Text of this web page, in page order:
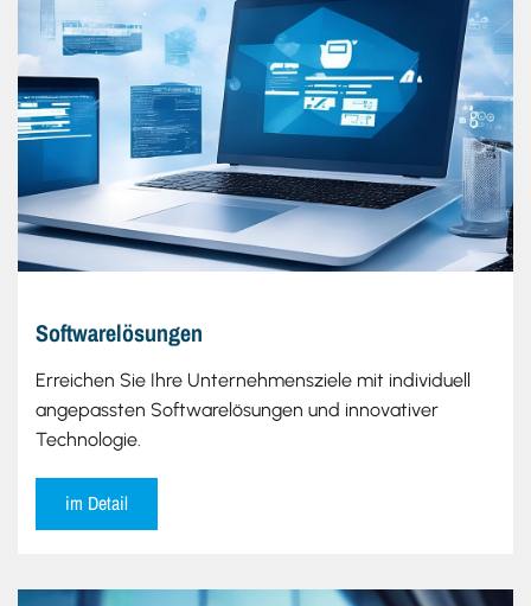
Softwarelösungen
Erreichen Sie Ihre Unternehmensziele mit individuell
angepassten Softwarelösungen und innovativer
Technologie.
im Detail